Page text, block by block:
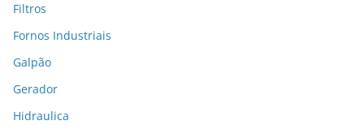
Filtros
Fornos Industriais
Galpão
Gerador
Hidraulica